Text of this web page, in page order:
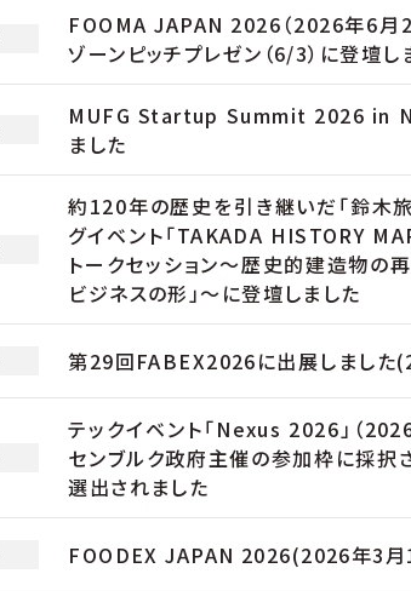
FOOMA JAPAN 2026（2026年6月2
ゾーンピッチプレゼン（6/3）に登壇し
MUFG Startup Summit 2026 in
ました
約120年の歴史を引き継いだ「鈴木旅
グイベント「TAKADA HISTORY
トークセッション～歴史的建造物の
ビジネスの形」～に登壇しました
第29回FABEX2026に出展しまし
テックイベント「Nexus 2026」（
センブルク政府主催の参加枠に採択
選出されました
FOODEX JAPAN 2026(2026年3月